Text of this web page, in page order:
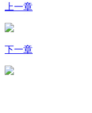
上一章
下一章